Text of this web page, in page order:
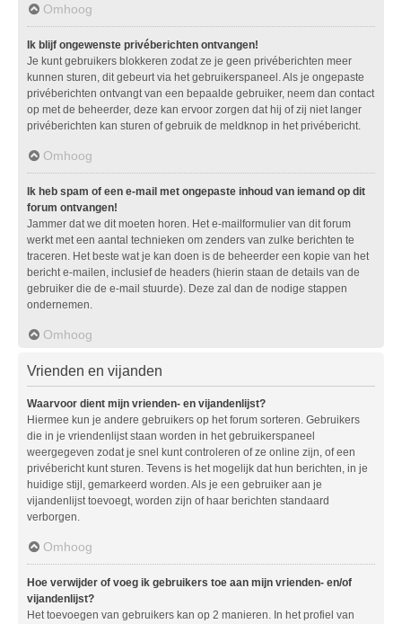
Omhoog
Ik blijf ongewenste privéberichten ontvangen!
Je kunt gebruikers blokkeren zodat ze je geen privéberichten meer
kunnen sturen, dit gebeurt via het gebruikerspaneel. Als je ongepaste
privéberichten ontvangt van een bepaalde gebruiker, neem dan contact
op met de beheerder, deze kan ervoor zorgen dat hij of zij niet langer
privéberichten kan sturen of gebruik de meldknop in het privébericht.
Omhoog
Ik heb spam of een e-mail met ongepaste inhoud van iemand op dit
forum ontvangen!
Jammer dat we dit moeten horen. Het e-mailformulier van dit forum
werkt met een aantal technieken om zenders van zulke berichten te
traceren. Het beste wat je kan doen is de beheerder een kopie van het
bericht e-mailen, inclusief de headers (hierin staan de details van de
gebruiker die de e-mail stuurde). Deze zal dan de nodige stappen
ondernemen.
Omhoog
Vrienden en vijanden
Waarvoor dient mijn vrienden- en vijandenlijst?
Hiermee kun je andere gebruikers op het forum sorteren. Gebruikers
die in je vriendenlijst staan worden in het gebruikerspaneel
weergegeven zodat je snel kunt controleren of ze online zijn, of een
privébericht kunt sturen. Tevens is het mogelijk dat hun berichten, in je
huidige stijl, gemarkeerd worden. Als je een gebruiker aan je
vijandenlijst toevoegt, worden zijn of haar berichten standaard
verborgen.
Omhoog
Hoe verwijder of voeg ik gebruikers toe aan mijn vrienden- en/of
vijandenlijst?
Het toevoegen van gebruikers kan op 2 manieren. In het profiel van